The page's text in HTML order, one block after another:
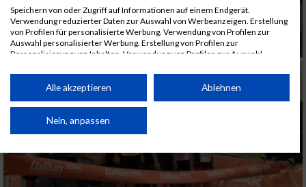
Speichern von oder Zugriff auf Informationen auf einem Endgerät.
Verwendung reduzierter Daten zur Auswahl von Werbeanzeigen. Erstellung
von Profilen für personalisierte Werbung. Verwendung von Profilen zur
Auswahl personalisierter Werbung. Erstellung von Profilen zur
Personalisierung von Inhalten. Verwendung von Profilen zur Auswahl
Performance von Inhalten. Analyse von Zielgruppen durch Statistiken oder
Kombinationen von Daten aus verschiedenen Quellen. Entwicklung und
von Inhalten.
Daten können außerhalb der Europäischen Union weitergegeben und in die
Website/App.
Partnerliste anzeigen (1 IAB-Anbieter)
Alle akzeptieren Ablehnen
Nein, anpassen